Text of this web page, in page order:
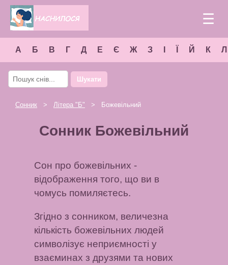
☰
А Б В Г Д Е Є Ж З Й К Л
Шукати
Сонник > Літера " Б" > Божевільний
Сонник Божевільний
Сон про божевільних -
відображення того, що ви в
чомусь помиляєтесь.
Згідно з сонником, величезна
кількість божевільних людей
символізує неприємності у
взаєминах з друзями та нових